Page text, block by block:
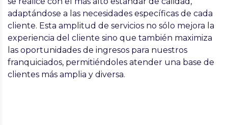
adaptándose a las necesidades específicas de cada
cliente. Esta amplitud de servicios no sólo mejora la
experiencia del cliente sino que también maximiza
las oportunidades de ingresos para nuestros
franquiciados, permitiéndoles atender una base de
clientes más amplia y diversa.